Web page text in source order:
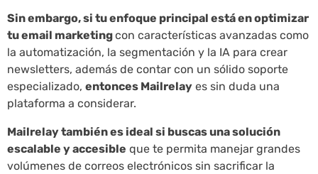
Sin embargo, si tu enfoque principal está en optimizar
tu email marketingcon características avanzadas como
la automatización, la segmentación y la IA para crear
newsletters, además de contar con un sólido soporte
especializado, entonces Mailrelay es sin duda una
plataforma a considerar.
Mailrelay también es ideal si buscas una solución
escalable y accesible que te permita manejar grandes
volúmenes de correos electrónicos sin sacrificar la